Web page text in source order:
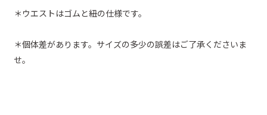
＊ウエストはゴムと紐の仕様です。
＊個体差があります。サイズの多少の誤差はご了承くださいま
せ。